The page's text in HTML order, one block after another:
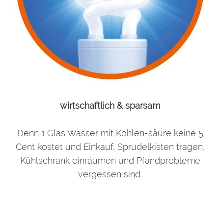
wirtschaftlich & sparsam
Denn 1 Glas Wasser mit Kohlen-säure keine 5
Cent kostet und Einkauf, Sprudelkisten tragen,
Kühlschrank einräumen und Pfandprobleme
vergessen sind.